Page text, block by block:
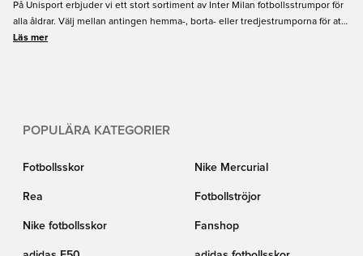
På Unisport erbjuder vi ett stort sortiment av Inter Milan fotbollsstrumpor för
alla åldrar. Välj mellan antingen hemma-, borta- eller tredjestrumporna för att
komplettera ditt Inter-ställ och visa ditt stöd för den klassiska klubben som
Läs mer
POPULÄRA KATEGORIER
Fotbollsskor Nike Mercurial
Rea Fotbollströjor
Nike fotbollsskor Fanshop